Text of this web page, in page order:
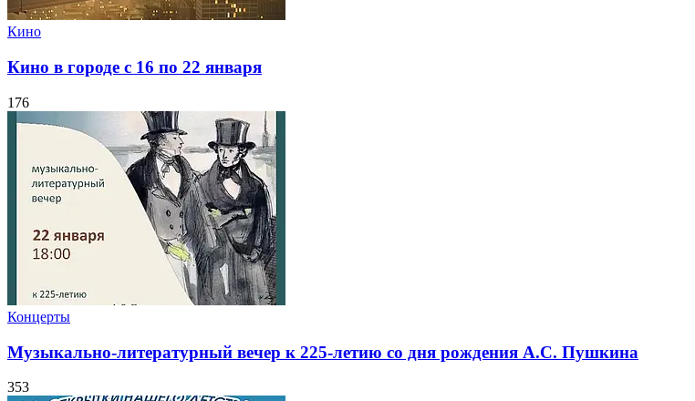
Кино
Кино в городе с 16 по 22 января
176
Концерты
Музыкально-литературный вечер к 225-летию со дня рождения А.С. Пушкина
353